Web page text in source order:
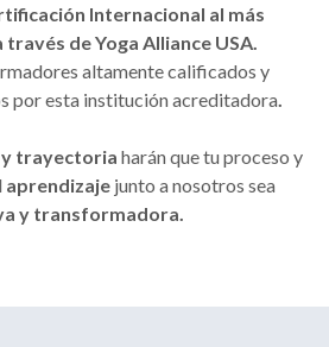
Internacional al más
de Yoga Alliance USA.
altamente calificados y
por esta institución acreditadora.
trayectoria harán que tu proceso y
aprendizajejunto a nosotros sea
y transformadora.